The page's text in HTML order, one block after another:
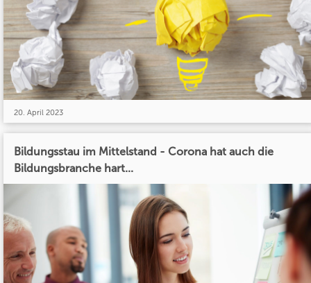
20. April 2023
Bildungsstau im Mittelstand - Corona hat auch die
Bildungsbranche hart...